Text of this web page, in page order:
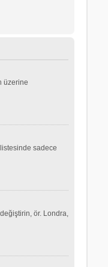
üzerine
sadece
ör. Londra,